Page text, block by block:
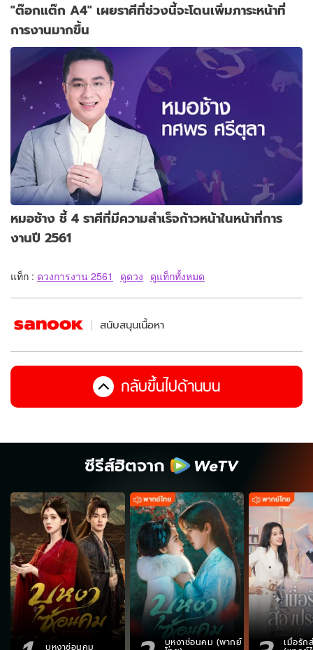
"ต๊อกแต๊ก A4" เผยราศีที่ช่วงนี้จะโดนเพิ่มภาระหน้าที่
การงานมากขึ้น
หมอช้าง ชี้ 4 ราศีที่มีความสำเร็จก้าวหน้าในหน้าที่การ
งานปี 2561
แท็ก : ดวงการงาน 2561 ดูดวง ดูแท็กทั้งหมด
สนับสนุนเนื้อหา
กลับขึ้นไปด้านบน
ซีรีส์ฮิตจาก
บุหงาซ่อนคม บุหงาซ่อนคม (พากย์ เมื่อรัก